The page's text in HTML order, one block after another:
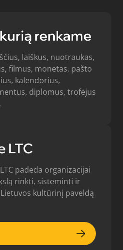
renkame
laiškus, nuotraukas,
filmus, monetas, pašto
kalendorius,
diplomus, trofėjus
LTC
padeda organizacijai
rinkti, sisteminti ir
kultūrinį paveldą